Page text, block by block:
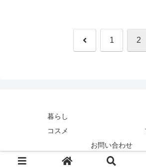
前 1 2
暮らし
コスメ
お問い合わせ
Copyright © 2023 りりぃの大倉庫 All